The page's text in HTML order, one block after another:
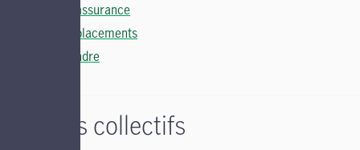
Soutien assurance
Soutien placements
Nous joindre
Régimes collectifs